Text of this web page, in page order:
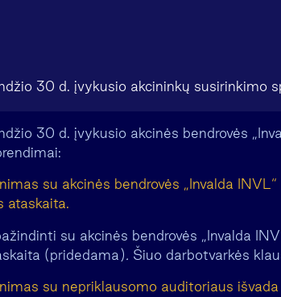
30 d. įvykusio akcininkų susirinkimo
30 d. įvykusio akcinės bendrovės
su akcinės bendrovės „Invalda
ataskaita.
su akcinės bendrovės „Invalda
(pridedama). Šiuo darbotvarkės
su nepriklausomo auditoriaus